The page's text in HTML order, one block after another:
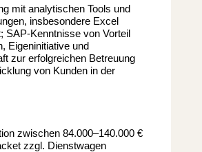
mit analytischen Tools und
insbesondere Excel
SAP-Kenntnisse von Vorteil
Eigeninitiative und
zur erfolgreichen Betreuung
von Kunden in der
zwischen 84.000–140.000 €
zzgl. Dienstwagen